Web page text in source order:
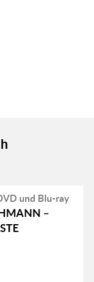
und Blu-ray
–